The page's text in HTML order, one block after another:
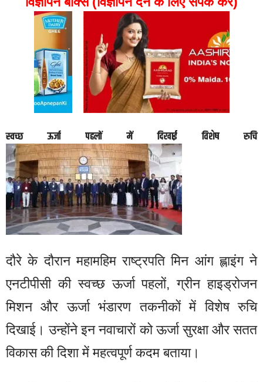
स्वच्छ ऊर्जा पहलों में दिखाई विशेष रुचि
दौरे के दौरान महामहिम राष्ट्रपति मिन आंग ह्लाइंग ने
एनटीपीसी की स्वच्छ ऊर्जा पहलों, ग्रीन हाइड्रोजन
मिशन और ऊर्जा भंडारण तकनीकों में विशेष रुचि
दिखाई। उन्होंने इन नवाचारों को ऊर्जा सुरक्षा और सतत
विकास की दिशा में महत्वपूर्ण कदम बताया।